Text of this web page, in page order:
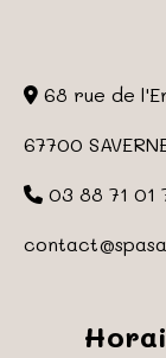
68 rue de
67700
03 88 71 01
contact